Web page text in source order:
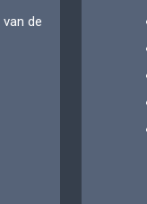
de